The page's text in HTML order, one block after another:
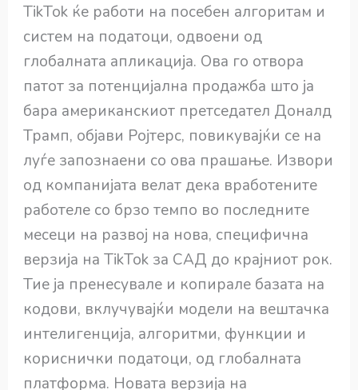
TikTok ќе работи на посебен алгоритам и
систем на податоци, одвоени од
глобалната апликација. Ова го отвора
патот за потенцијална продажба што ја
бара американскиот претседател Доналд
Трамп, објави Ројтерс, повикувајќи се на
луѓе запознаени со ова прашање. Извори
од компанијата велат дека вработените
работеле со брзо темпо во последните
месеци на развој на нова, специфична
верзија на TikTok за САД до крајниот рок.
Тие ја пренесувале и копирале базата на
кодови, вклучувајќи модели на вештачка
интелигенција, алгоритми, функции и
кориснички податоци, од глобалната
платформа. Новата верзија на